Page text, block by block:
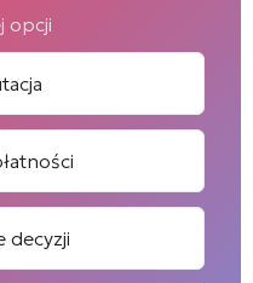
opcji
decyzji